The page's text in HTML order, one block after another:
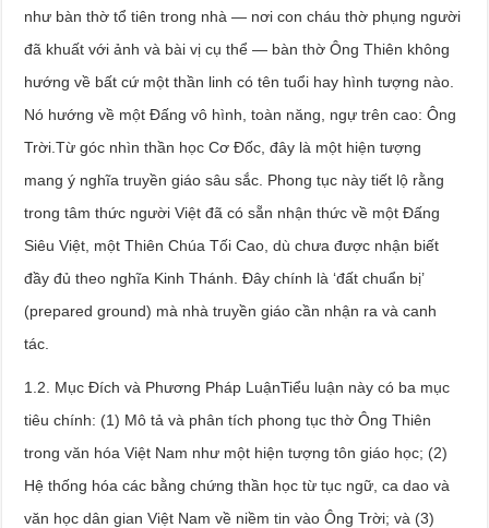
như bàn thờ tổ tiên trong nhà — nơi con cháu thờ phụng người
đã khuất với ảnh và bài vị cụ thể — bàn thờ Ông Thiên không
hướng về bất cứ một thần linh có tên tuổi hay hình tượng nào.
Nó hướng về một Đấng vô hình, toàn năng, ngự trên cao: Ông
Trời.Từ góc nhìn thần học Cơ Đốc, đây là một hiện tượng
mang ý nghĩa truyền giáo sâu sắc. Phong tục này tiết lộ rằng
trong tâm thức người Việt đã có sẵn nhận thức về một Đấng
Siêu Việt, một Thiên Chúa Tối Cao, dù chưa được nhận biết
đầy đủ theo nghĩa Kinh Thánh. Đây chính là ‘đất chuẩn bị’
(prepared ground) mà nhà truyền giáo cần nhận ra và canh
tác.
1.2. Mục Đích và Phương Pháp LuậnTiểu luận này có ba mục
tiêu chính: (1) Mô tả và phân tích phong tục thờ Ông Thiên
trong văn hóa Việt Nam như một hiện tượng tôn giáo học; (2)
Hệ thống hóa các bằng chứng thần học từ tục ngữ, ca dao và
văn học dân gian Việt Nam về niềm tin vào Ông Trời; và (3)